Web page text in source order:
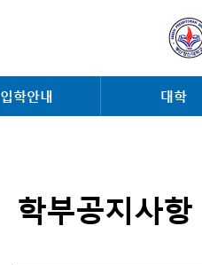
입학안내 대학
학부공지사항